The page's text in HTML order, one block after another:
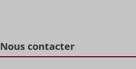
Nous contacter